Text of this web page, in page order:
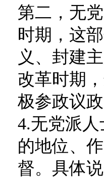
第二，无
时期，这
义、封建
改革时期
极参政议
4.无党派
的地位、
督。具体